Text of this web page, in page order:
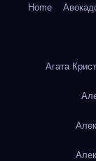
Home
Агата